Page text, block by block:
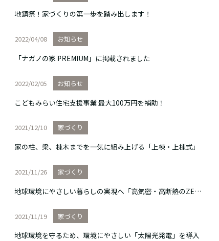
地鎮祭！家づくりの第一歩を踏み出します！
2022/04/08 お知らせ
「ナガノの家 PREMIUM」に掲載されました
2022/02/05 お知らせ
こどもみらい住宅支援事業 最大100万円を補助！
2021/12/10 家づくり
家の柱、梁、棟木までを一気に組み上げる「上棟・上棟式」
2021/11/26 家づくり
地球環境にやさしい暮らしの実現へ「高気密・高断熱のZEH住宅」
2021/11/19 家づくり
地球環境を守るため、環境にやさしい「太陽光発電」を導入